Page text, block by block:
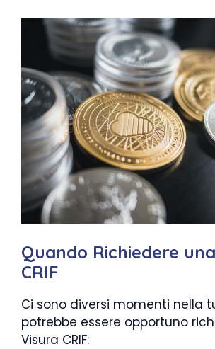
Quando Richiedere
CRIF
Ci sono diversi momenti nella
potrebbe essere opportuno
Visura CRIF: